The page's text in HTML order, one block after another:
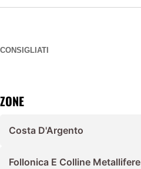
CONSIGLIATI
ZONE
Costa D'Argento
Follonica E Colline Metallifere